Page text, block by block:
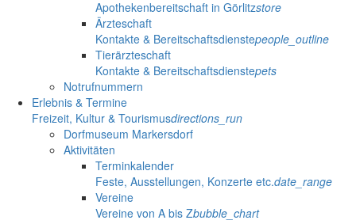
Apothekenbereitschaft in Görlitzstore
Ärzteschaft
Kontakte & Bereitschaftsdienstepeople_outline
Tierärzteschaft
Kontakte & Bereitschaftsdienstepets
Notrufnummern
Erlebnis & Termine
Freizeit, Kultur & Tourismusdirections_run
Dorfmuseum Markersdorf
Aktivitäten
Terminkalender
Feste, Ausstellungen, Konzerte etc.date_range
Vereine
Vereine von A bis Zbubble_chart